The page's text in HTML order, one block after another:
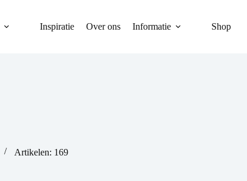
Inspiratie Over ons Informatie Shop
Artikelen: 169